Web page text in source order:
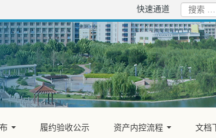
快速通道
履约验收公示
资产内控流程
文档